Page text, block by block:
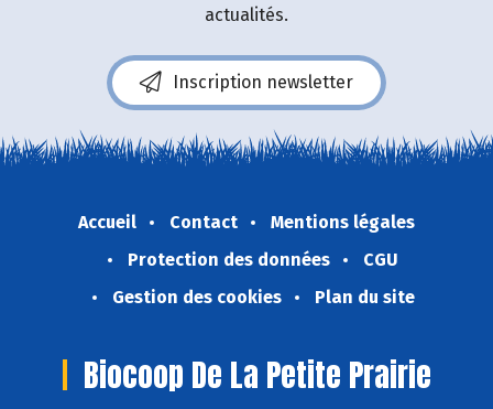
actualités.
Inscription newsletter
Accueil Contact
Mentions légales
Protection des données
CGU
Gestion des cookies
Plan du site
Biocoop De La Petite Prairie